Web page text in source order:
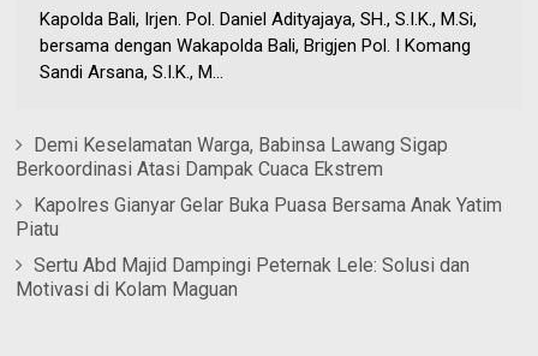
Kapolda Bali, Irjen. Pol. Daniel Adityajaya, SH., S.I.K., M.Si,
bersama dengan Wakapolda Bali, Brigjen Pol. I Komang
Sandi Arsana, S.I.K., M...
Demi Keselamatan Warga, Babinsa Lawang Sigap
Berkoordinasi Atasi Dampak Cuaca Ekstrem
Kapolres Gianyar Gelar Buka Puasa Bersama Anak Yatim
Piatu
Sertu Abd Majid Dampingi Peternak Lele: Solusi dan
Motivasi di Kolam Maguan